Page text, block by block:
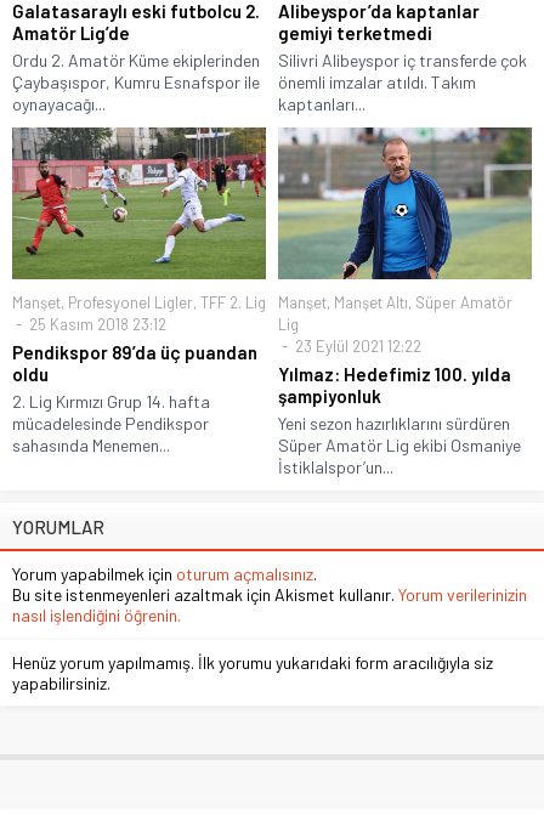
Galatasaraylı eski futbolcu 2.
Amatör Lig’de
Ordu 2. Amatör Küme ekiplerinden
Çaybaşıspor, Kumru Esnafspor ile
oynayacağı...
Alibeyspor’da kaptanlar
gemiyi terketmedi
Silivri Alibeyspor iç transferde çok
önemli imzalar atıldı. Takım
kaptanları...
Manşet, Profesyonel Ligler, TFF 2. Lig
25 Kasım 2018 23:12
Pendikspor 89’da üç puandan
oldu
2. Lig Kırmızı Grup 14. hafta
mücadelesinde Pendikspor
sahasında Menemen...
Manşet, Manşet Altı, Süper Amatör
Lig
23 Eylül 2021 12:22
Yılmaz: Hedefimiz 100. yılda
şampiyonluk
Yeni sezon hazırlıklarını sürdüren
Süper Amatör Lig ekibi Osmaniye
İstiklalspor’un...
YORUMLAR
Yorum yapabilmek için oturum açmalısınız.
Bu site istenmeyenleri azaltmak için Akismet kullanır. Yorum verilerinizin
nasıl işlendiğini öğrenin.
Henüz yorum yapılmamış. İlk yorumu yukarıdaki form aracılığıyla siz
yapabilirsiniz.